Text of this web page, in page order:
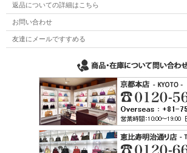
返品についての詳細はこちら
お問い合わせ
友達にメールですすめる